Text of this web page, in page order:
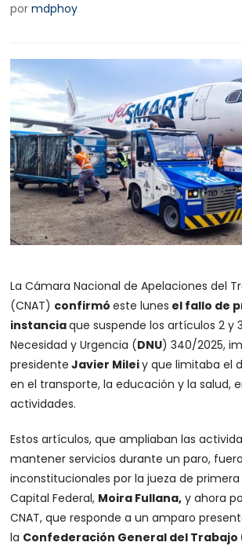
pormdphoy
La Cámara Nacional de Apelaciones del
(CNAT) confirmóeste lunes el fallo de
instanciaque suspende los artículos 2 y
Necesidad y Urgencia (DNU) 340/2025,
presidente Javier Mileiy que limitaba el
en el transporte, la educación y la salud,
actividades.
Estos artículos, que ampliaban las
mantener servicios durante un paro,
inconstitucionales por la jueza de
Capital Federal, Moira Fullana, y ahora
CNAT, que responde a un amparo
la Confederación General del Trabajo